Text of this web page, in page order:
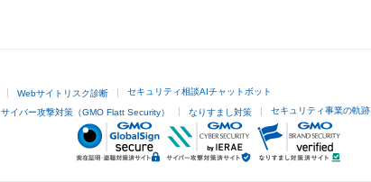
Webサイトリスク診断 セキュリティ相談AIチャットボット
サイバー攻撃対策（GMO Flatt Security） なりすまし対策 セキュリティ事業の軌跡